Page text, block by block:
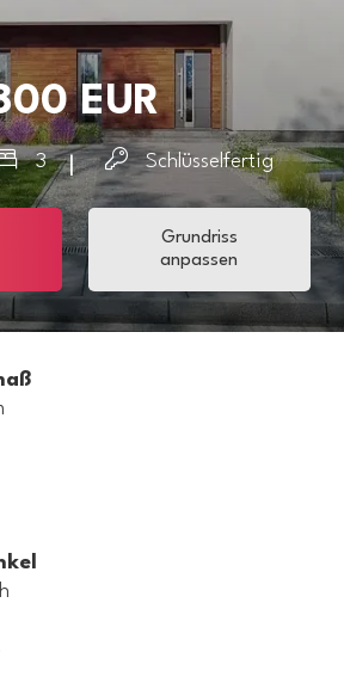
EUR
3 | Schlüsselfertig
Grundriss
anpassen